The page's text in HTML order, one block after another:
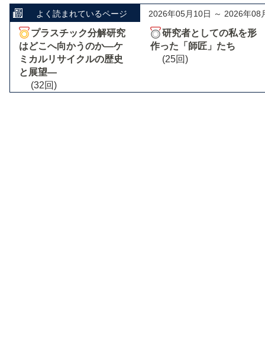
よく読まれているページ 2026年05月10日 ～ 2026年08
プラスチック分解研究
はどこへ向かうのか―ケ
ミカルリサイクルの歴史
と展望―
(32回)
研究者としての私を形
作った「師匠」たち
(25回)